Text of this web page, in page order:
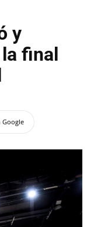
y
final
Google